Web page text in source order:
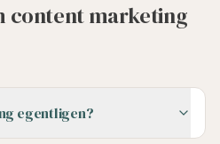
content marketing
egentligen?